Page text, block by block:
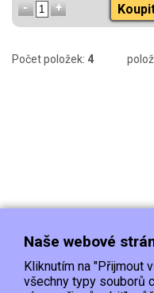
Počet položek: 4
Naše webové
Kliknutím na "Přijmout
všechny typy souborů